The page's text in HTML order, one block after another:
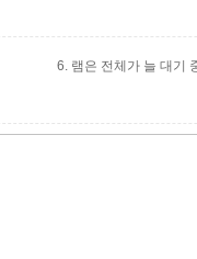
6. 램은 전체가 늘 대기